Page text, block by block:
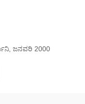
ಜನವರಿ 2000